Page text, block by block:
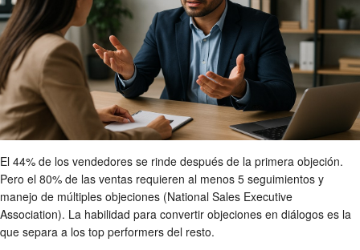
El 44% de los vendedores se rinde después de la primera objeción.
Pero el 80% de las ventas requieren al menos 5 seguimientos y
manejo de múltiples objeciones (National Sales Executive
Association). La habilidad para convertir objeciones en diálogos es la
que separa a los top performers del resto.